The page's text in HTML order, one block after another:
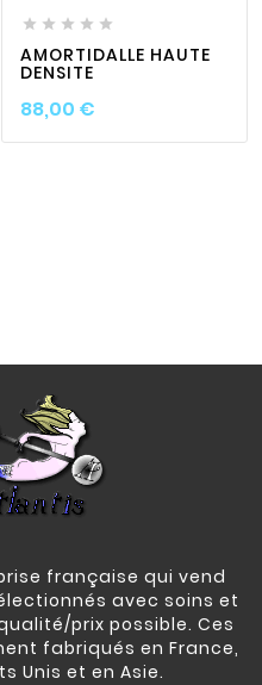
    
AMORTIDALLE HAUTE
DENSITE
88,00 €Prix
française qui vend
avec soins et
prix possible. Ces
fabriqués en France,
Unis et en Asie.